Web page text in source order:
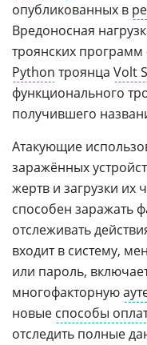
опубликованных в
Вредоносная
троянских
Python троянца Volt
функционального
получившего
Атакующие
заражённых
жертв и загрузки их
способен заражать
отслеживать
входит в систему,
или пароль,
многофакторную
новые способы
отследить полные